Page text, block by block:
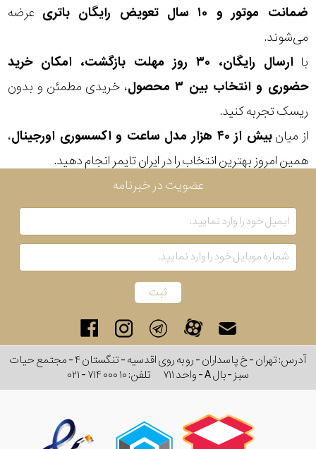
ضمانت موتور و ۱۰ سال تعویض رایگان باتری
عرضه
می‌شوند.
با
ارسال رایگان، ۳۰ روز مهلت بازگشت، امکان خرید
حضوری و انتخاب بین ۳ محصول
، خریدی مطمئن و بدون
ریسک تجربه کنید.
از میانبیش از ۴۰ هزار مدل ساعت و اکسسوری اورجینال
،
همین امروز بهترین انتخاب را در ایران تایمر انجام دهید.
شکل
قاب
ویژگی
نوع
موتور
رنگ
بکار
رفته
جنس
بکاررفته
عضویت در خبرنامه
آدرس: تهران - خ پاسداران - رو به روی اقدسیه - تنگستان ۴ - مجتمع حیات
سبز - بال A - واحد ۷۱۱
تلفن:۰۲۱ - ۷۱۴ ۰۰۰ ۱۰